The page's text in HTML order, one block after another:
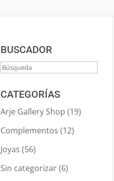
BUSCADOR
CATEGORÍAS
Arje Gallery Shop (19)
Complementos (12)
Joyas (56)
Sin categorizar (6)